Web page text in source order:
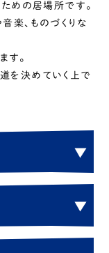
ための居場所です。
楽、ものづくりな
す。
を決めていく上で